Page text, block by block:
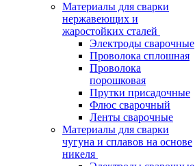
Материалы для сварки
нержавеющих и
жаростойких сталей
Электроды сварочные
Проволока сплошная
Проволока
порошковая
Прутки присадочные
Флюс сварочный
Ленты сварочные
Материалы для сварки
чугуна и сплавов на основе
никеля